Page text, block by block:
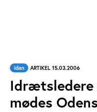
Idan ARTIKEL 15.03.2006
Idrætsledere
mødes